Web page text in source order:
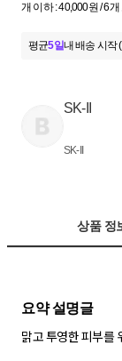
개 이하 : 40,000원 / 6
평균5일내 배송 시작
SK-II
SK-II
상품 정
요약 설명글
맑고 투영한 피부를